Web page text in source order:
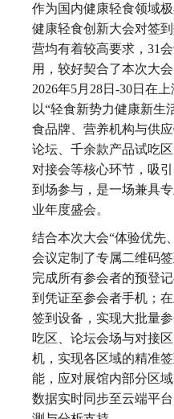
作为国内健康轻食领域
健康轻食创新大会对签
营均有着较高要求，31
用，较好契合了本次大
2026年5月28日-30日在
以“轻食新势力健康新生
食品牌、营养机构与供
论坛、千余款产品试吃
对接会等核心环节，吸
到场参与，是一场兼具
业年度盛会。
结合本次大会“体验优先
会议定制了专属二维码
完成所有参会者的预登
到凭证至参会者手机；
签到设备，实现大批量
吃区、论坛会场与对接
机，实现各区域的精准
能，应对展馆内部分区
数据实时同步至云端平